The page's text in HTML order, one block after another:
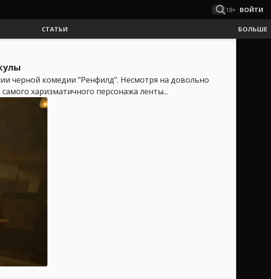
18+ ВОЙТИ
СТАТЬИ БОЛЬШЕ
черной комедии "Ренфилд". Несмотря на довольно
харизматичного персонажа ленты...